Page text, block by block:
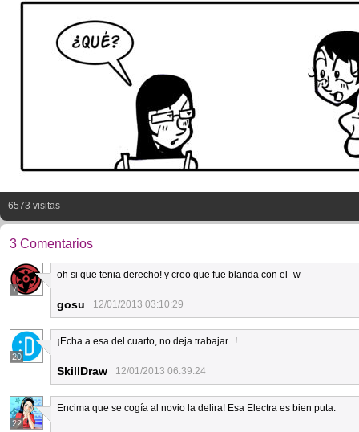
6573 visitas
3 Comentarios
7
oh si que tenia derecho! y creo que fue blanda con el -w-
gosu 12/01/2013 03:10:29
20
¡Echa a esa del cuarto, no deja trabajar...!
SkillDraw 12/01/2013 06:39:24
22
Encima que se cogía al novio la delira! Esa Electra es bien puta.